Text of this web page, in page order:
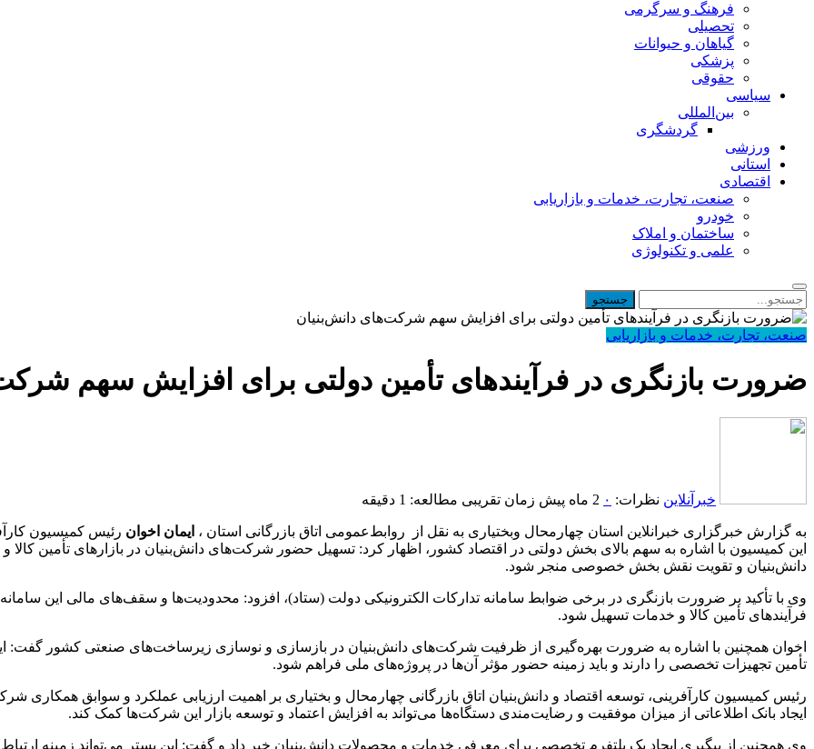
فرهنگ و سرگرمی
تحصیلی
گیاهان و حیوانات
پزشکی
حقوقی
سیاسی
بین‌المللی
گردشگری
ورزشی
استانی
اقتصادی
صنعت، تجارت، خدمات و بازاریابی
خودرو
ساختمان و املاک
علمی و تکنولوژی
صنعت، تجارت، خدمات و بازاریابی
ضرورت بازنگری در فرآیندهای تأمین دولتی برای افزایش سهم
خبرآنلاین نظرات: ۰ 2 ماه پیش زمان تقریبی مطالعه: 1 دقیقه
به گزارش خبرگزاری خبرانلاین استان چهارمحال وبختیاری به نقل از روابط‌عمومی اتاق بازرگانی استان ، ایمان اخوان رئیس کمیسیون
این کمیسیون با اشاره به سهم بالای بخش دولتی در اقتصاد کشور، اظهار کرد: تسهیل حضور شرکت‌های دانش‌بنیان در بازارهای تأمین
دانش‌بنیان و تقویت نقش بخش خصوصی منجر شود.
وی با تأکید بر ضرورت بازنگری در برخی ضوابط سامانه تدارکات الکترونیکی دولت (ستاد)، افزود: محدودیت‌ها و سقف‌های مالی این
فرآیندهای تأمین کالا و خدمات تسهیل شود.
اخوان همچنین با اشاره به ضرورت بهره‌گیری از ظرفیت شرکت‌های دانش‌بنیان در بازسازی و نوسازی زیرساخت‌های صنعتی کشور گفت:
تأمین تجهیزات تخصصی را دارند و باید زمینه حضور مؤثر آن‌ها در پروژه‌های ملی فراهم شود.
رئیس کمیسیون کارآفرینی، توسعه اقتصاد و دانش‌بنیان اتاق بازرگانی چهارمحال و بختیاری بر اهمیت ارزیابی عملکرد و سوابق همکاری
ایجاد بانک اطلاعاتی از میزان موفقیت و رضایت‌مندی دستگاه‌ها می‌تواند به افزایش اعتماد و توسعه بازار این شرکت‌ها کمک کند.
وی همچنین از پیگیری ایجاد یک پلتفرم تخصصی برای معرفی خدمات و محصولات دانش‌بنیان خبر داد و گفت: این بستر می‌تواند زمینه